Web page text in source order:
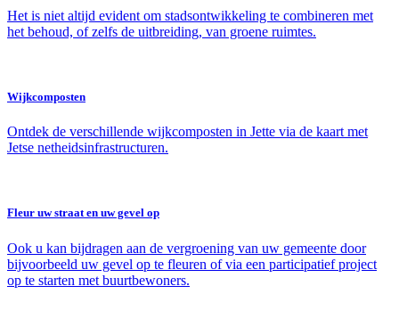
Het is niet altijd evident om stadsontwikkeling te combineren met
het behoud, of zelfs de uitbreiding, van groene ruimtes.
Wijkcomposten
Ontdek de verschillende wijkcomposten in Jette via de kaart met
Jetse netheidsinfrastructuren.
Fleur uw straat en uw gevel op
Ook u kan bijdragen aan de vergroening van uw gemeente door
bijvoorbeeld uw gevel op te fleuren of via een participatief project
op te starten met buurtbewoners.